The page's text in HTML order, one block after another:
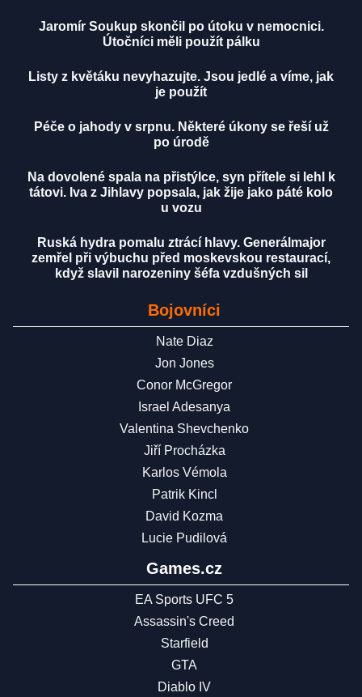
Jaromír Soukup skončil po útoku v nemocnici.
Útočníci měli použít pálku
Listy z květáku nevyhazujte. Jsou jedlé a víme, jak
je použít
Péče o jahody v srpnu. Některé úkony se řeší už
po úrodě
Na dovolené spala na přistýlce, syn přítele si lehl k
tátovi. Iva z Jihlavy popsala, jak žije jako páté kolo
u vozu
Ruská hydra pomalu ztrácí hlavy. Generálmajor
zemřel při výbuchu před moskevskou restaurací,
když slavil narozeniny šéfa vzdušných sil
Bojovníci
Nate Diaz
Jon Jones
Conor McGregor
Israel Adesanya
Valentina Shevchenko
Jiří Procházka
Karlos Vémola
Patrik Kincl
David Kozma
Lucie Pudilová
Games.cz
EA Sports UFC 5
Assassin's Creed
Starfield
GTA
Diablo IV